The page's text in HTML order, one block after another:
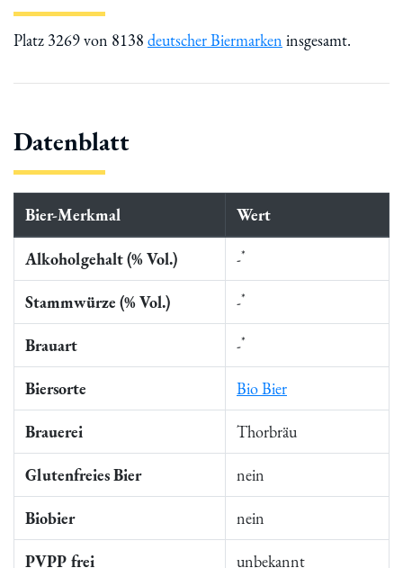
Platz 3269 von 8138 deutscher Biermarken insgesamt.
Datenblatt
Bier-Merkmal Wert
Alkoholgehalt (% Vol.) -*
Stammwürze (% Vol.) -*
Brauart -*
Biersorte Bio Bier
Brauerei Thorbräu
Glutenfreies Bier nein
Biobier nein
PVPP frei unbekannt